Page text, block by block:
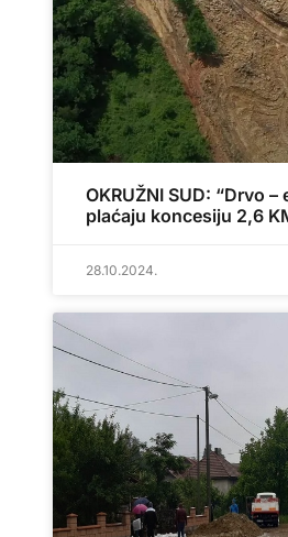
OKRUŽNI SUD: “Drvo
plaćaju koncesiju 2,6
28.10.2024.